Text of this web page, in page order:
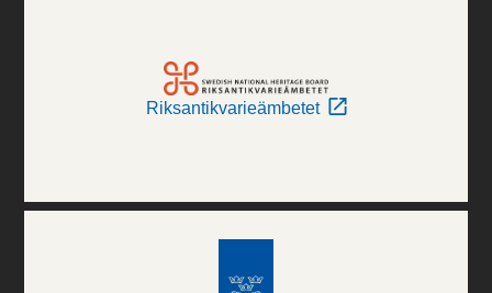
Riksantikvarieämbetet